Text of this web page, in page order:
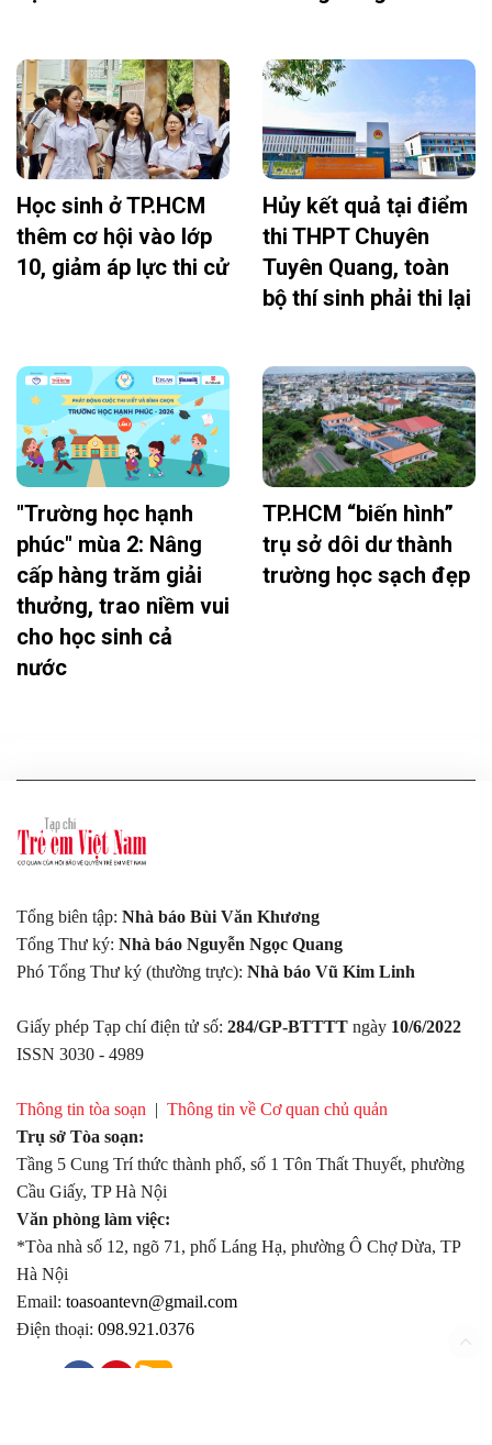
Học sinh ở TP.HCM
thêm cơ hội vào lớp
10, giảm áp lực thi cử
Hủy kết quả tại điểm
thi THPT Chuyên
Tuyên Quang, toàn
bộ thí sinh phải thi lại
"Trường học hạnh
phúc" mùa 2: Nâng
cấp hàng trăm giải
thưởng, trao niềm vui
cho học sinh cả
nước
TP.HCM “biến hình”
trụ sở dôi dư thành
trường học sạch đẹp
Tổng biên tập: Nhà báo Bùi Văn Khương
Tổng Thư ký: Nhà báo Nguyễn Ngọc Quang
Phó Tổng Thư ký (thường trực): Nhà báo Vũ Kim Linh
Giấy phép Tạp chí điện tử số: 284/GP-BTTTT ngày 10/6/2022
ISSN 3030 - 4989
Thông tin tòa soạn | Thông tin về Cơ quan chủ quản
Trụ sở Tòa soạn:
Tầng 5 Cung Trí thức thành phố, số 1 Tôn Thất Thuyết, phường
Cầu Giấy, TP Hà Nội
Văn phòng làm việc:
*Tòa nhà số 12, ngõ 71, phố Láng Hạ, phường Ô Chợ Dừa, TP
Hà Nội
Email: toasoantevn@gmail.com
Điện thoại: 098.921.0376